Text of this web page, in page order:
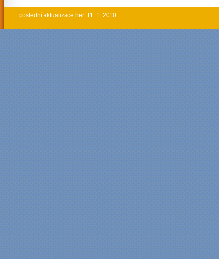
poslední aktualizace her: 11. 1. 2010